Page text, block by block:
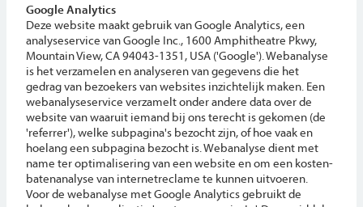
Google Analytics
Deze website maakt gebruik van Google Analytics, een
analyseservice van Google Inc., 1600 Amphitheatre Pkwy,
Mountain View, CA 94043-1351, USA ('Google'). Webanalyse
is het verzamelen en analyseren van gegevens die het
gedrag van bezoekers van websites inzichtelijk maken. Een
webanalyseservice verzamelt onder andere data over de
website van waaruit iemand bij ons terecht is gekomen (de
'referrer'), welke subpagina's bezocht zijn, of hoe vaak en
hoelang een subpagina bezocht is. Webanalyse dient met
name ter optimalisering van een website en om een kosten-
batenanalyse van internetreclame te kunnen uitvoeren.
Voor de webanalyse met Google Analytics gebruikt de